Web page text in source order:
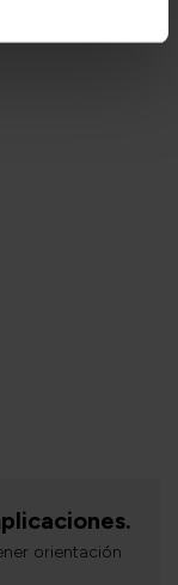
orientación